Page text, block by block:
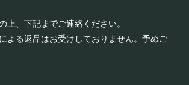
上、下記までご連絡ください。
よる返品はお受けしておりません。予めご